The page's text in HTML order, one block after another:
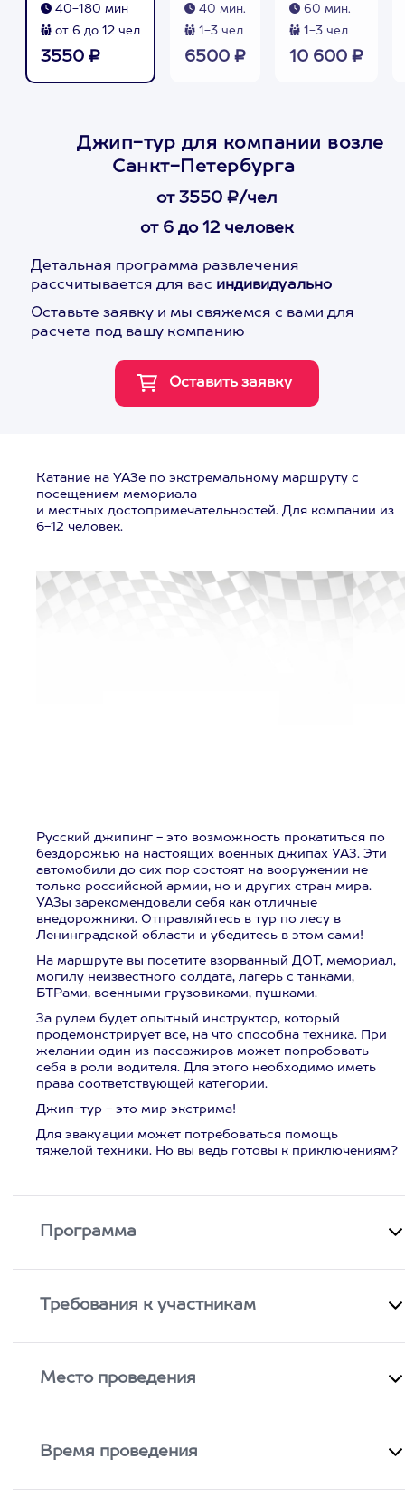
40-180 мин
от 6 до 12 чел
3550 ₽
40 мин.
1-3 чел
6500 ₽
60 мин.
1-3 чел
10 600 ₽
Джип-тур для компании возле
Санкт-Петербурга
от 3550 ₽/чел
от 6 до 12 человек
Детальная программа развлечения
рассчитывается для вас индивидуально
Оставьте заявку и мы свяжемся с вами для
расчета под вашу компанию
Катание на УАЗе по экстремальному маршруту с
посещением мемориала
и местных достопримечательностей. Для компании из
6-12 человек.
Русский джипинг - это возможность прокатиться по
бездорожью на настоящих военных джипах УАЗ. Эти
автомобили до сих пор состоят на вооружении не
только российской армии, но и других стран мира.
УАЗы зарекомендовали себя как отличные
внедорожники. Отправляйтесь в тур по лесу в
Ленинградской области и убедитесь в этом сами!
На маршруте вы посетите взорванный ДОТ, мемориал,
могилу неизвестного солдата, лагерь с танками,
БТРами, военными грузовиками, пушками.
За рулем будет опытный инструктор, который
продемонстрирует все, на что способна техника. При
желании один из пассажиров может попробовать
себя в роли водителя. Для этого необходимо иметь
права соответствующей категории.
Джип-тур - это мир экстрима!
Для эвакуации может потребоваться помощь
тяжелой техники. Но вы ведь готовы к приключениям?
Программа
Требования к участникам
Место проведения
Время проведения